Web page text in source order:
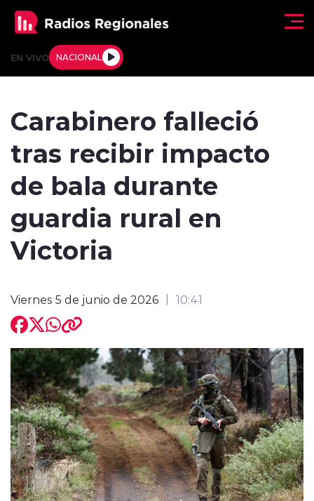
EN VIVO NACIONAL
Deportes
Internacional
Entrevistas
modo claro
Carabinero falleció
tras recibir impacto
de bala durante
guardia rural en
Victoria
Viernes 5 de junio de 2026 10:41